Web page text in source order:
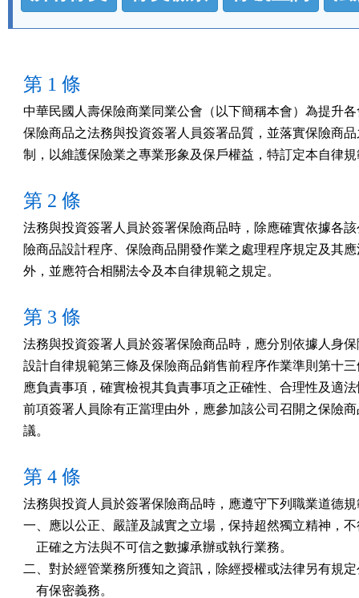
功
按
鈕
區
第 1 條
中華民國人壽保險商業同業公會（以下簡稱本會）為提升
保險商品之法務與投資簽署人員簽署品質，並落實保險商
制，以維護保險業之專業形象及保戶權益，特訂定本自律
第 2 條
法務與投資簽署人員於簽署保險商品時，除應確實依據各
險商品設計程序、保險商品開發作業之處理程序規定及其
外，並應符合相關法令及本自律規範之規定。
第 3 條
法務與投資簽署人員於簽署保險商品時，應分別依據人身
設計自律規範第三條及保險商品銷售前程序作業準則第十
應負責事項，確實檢視其負責事項之正確性、合理性及適
前項簽署人員除有正當理由外，應參加該公司召開之保險
議。
第 4 條
法務與投資人員於簽署保險商品時，應遵守下列職業道德
一、應以公正、嚴謹及誠實之立場，保持超然獨立精神，
    正確之方法與不可信之數據承辦或執行業務。
二、對於經管業務所獲知之資訊，除經授權或法律另有規
    有保密義務。